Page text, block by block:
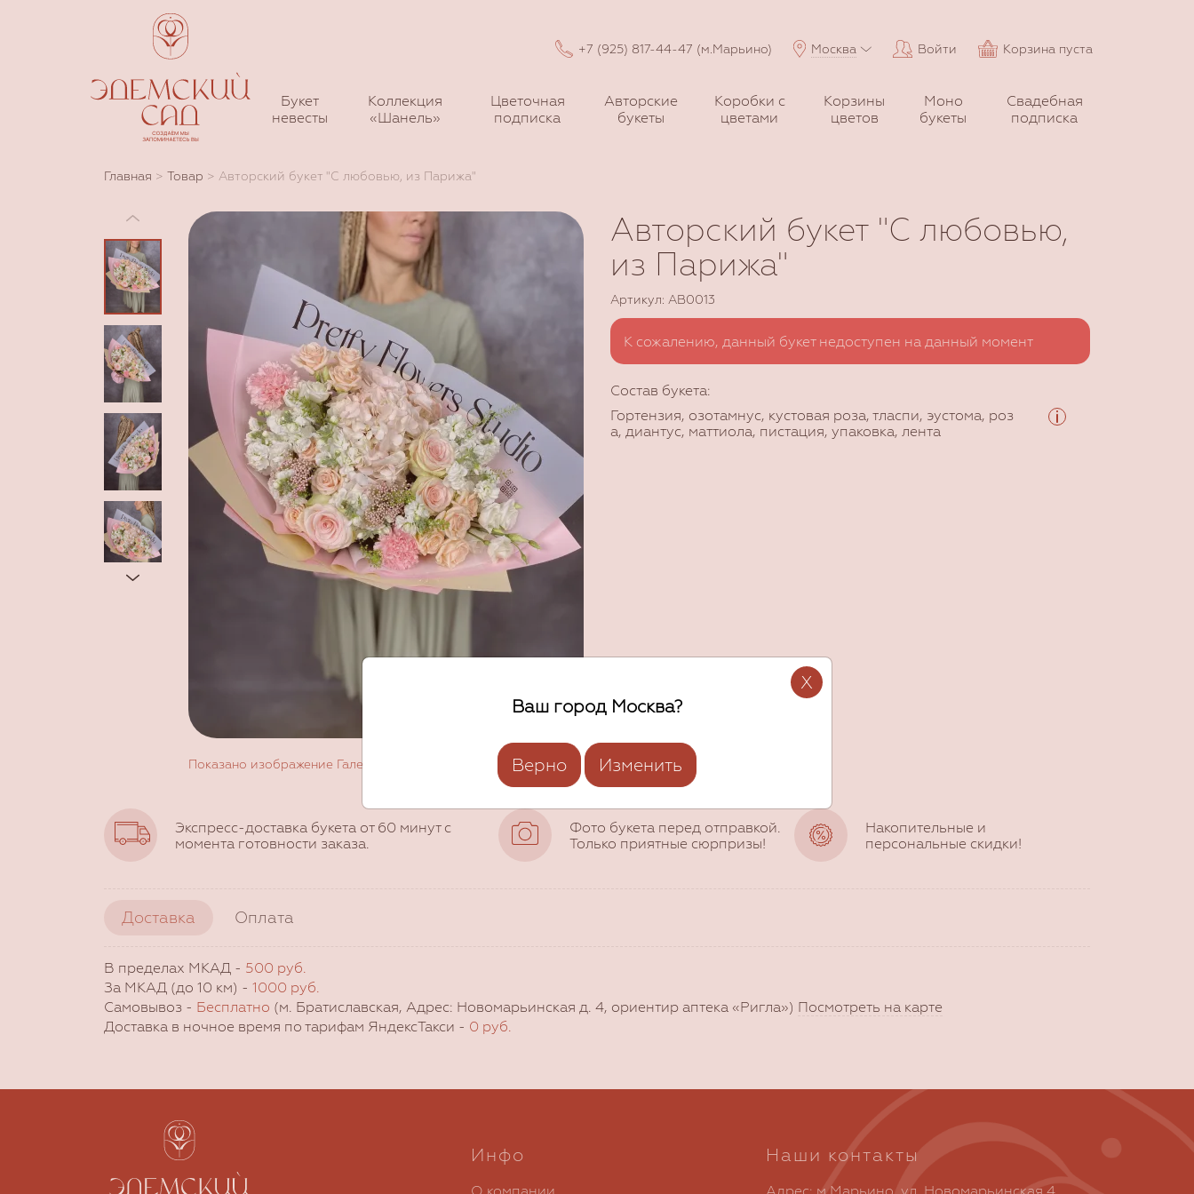
+7 (925) 817-44-47 (м.Марьино) Москва Войти Корзина пуста
Букет
невесты
Коллекция
«Шанель»
Цветочная
подписка
Авторские
букеты
Коробки с
цветами
Корзины
цветов
Моно
букеты
Свадебная
подписка
Главная > Товар > Авторский букет "С любовью, из Парижа"
Показано изображение Галерея
Авторский букет "С любовью,
из Парижа"
Артикул: AB0013
К сожалению, данный букет недоступен на данный момент
Состав букета:
Гортензия, озотамнус, кустовая роза, тласпи, эустома, роз
а, диантус, маттиола, пистация, упаковка, лента
Экспресс-доставка букета от 60 минут с
момента готовности заказа.
Фото букета перед отправкой.
Только приятные сюрпризы!
Накопительные и
персональные скидки!
Доставка Оплата
В пределах МКАД - 500 руб.
За МКАД (до 10 км) - 1000 руб.
Самовывоз - Бесплатно (м. Братиславская, Адрес: Новомарьинская д. 4, ориентир аптека «Ригла») Посмотреть на карте
Доставка в ночное время по тарифам ЯндексТакси - 0 руб.
X
Ваш город Москва?
Верно Изменить
Инфо
О компании
Наши контакты
Адрес: м.Марьино, ул. Новомарьинская 4